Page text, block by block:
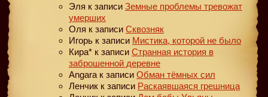
Эля к записи Земные проблемы тревожат
умерших
Оля к записи Сквозняк
Игорь к записи Мистика, которой не было
Кира* к записи Странная история в
заброшенной деревне
Angara к записи Обман тёмных сил
Ленчик к записи Раскаявшаяся грешница